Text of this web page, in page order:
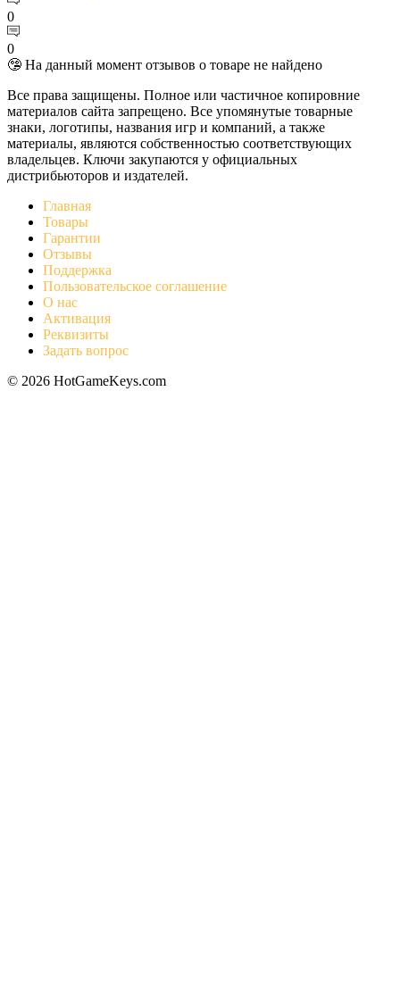
0
0
🤥 На данный момент отзывов о товаре не найдено
Все права защищены. Полное или частичное копировние
материалов сайта запрещено. Все упомянутые товарные
знаки, логотипы, названия игр и компаний, а также
материалы, являются собственностью соответствующих
владельцев. Ключи закупаются у официальных
дистрибьюторов и издателей.
Главная
Товары
Гарантии
Отзывы
Поддержка
Пользовательское соглашение
О нас
Активация
Реквизиты
Задать вопрос
© 2026 HotGameKeys.com